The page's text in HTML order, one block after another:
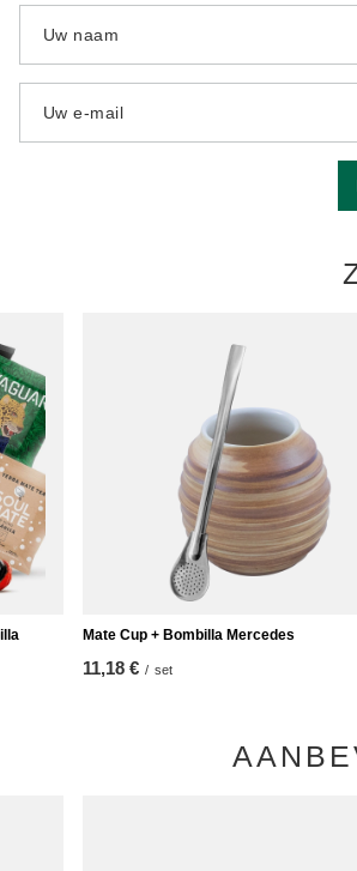
Uw naam
Uw e-mail
Mate Cup + Bombilla Mercedes
11,18 € / set